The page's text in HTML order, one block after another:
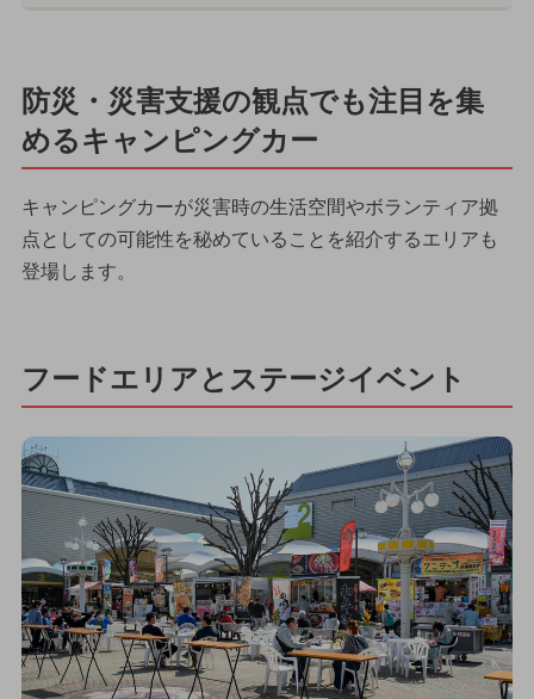
防災・災害支援の観点でも注目を集
めるキャンピングカー
キャンピングカーが災害時の生活空間やボランティア拠
点としての可能性を秘めていることを紹介するエリアも
登場します。
フードエリアとステージイベント